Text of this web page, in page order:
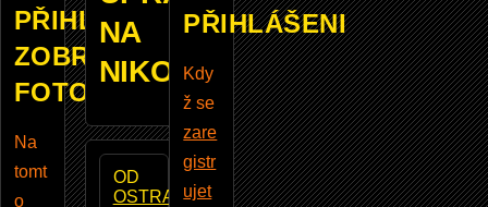
PŘIHLÁŠENÝM
ZOBRAZUJE
FOTOBAZAR
Na
tomt
o
NA
NIKON.
OD
OSTRAVAR
PŘIHLÁŠENI
Kdy
ž se
zare
gistr
ujet